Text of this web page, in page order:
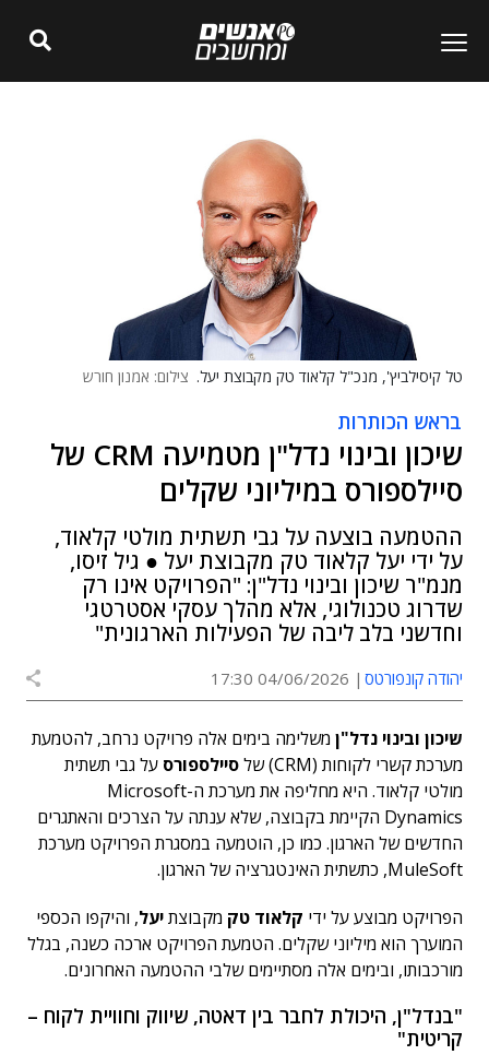
טל קיסילביץ', מנכ"ל קלאוד טק מקבוצת יעל. צילום: אמנון חורש
בראש הכותרות
שיכון ובינוי נדל"ן מטמיעה CRM של
סיילספורס במיליוני שקלים
ההטמעה בוצעה על גבי תשתית מולטי קלאוד,
על ידי יעל קלאוד טק מקבוצת יעל ● גיל זיסו,
מנמ"ר שיכון ובינוי נדל"ן: "הפרויקט אינו רק
שדרוג טכנולוגי, אלא מהלך עסקי אסטרטגי
וחדשני בלב ליבה של הפעילות הארגונית"
יהודה קונפורטס 04/06/2026 17:30
שיכון ובינוי נדל"ן משלימה בימים אלה פרויקט נרחב, להטמעת
מערכת קשרי לקוחות (CRM) של
סיילספורס על גבי תשתית
מולטי קלאוד. היא מחליפה את מערכת ה-Microsoft
Dynamics הקיימת בקבוצה, שלא ענתה על הצרכים והאתגרים
החדשים של הארגון. כמו כן, הוטמעה במסגרת הפרויקט מערכת
MuleSoft, כתשתית האינטגרציה של הארגון.
הפרויקט מבוצע על ידי קלאוד טק מקבוצתיעל, והיקפו הכספי
המוערך הוא מיליוני שקלים. הטמעת הפרויקט ארכה כשנה, בגלל
מורכבותו, ובימים אלה מסתיימים שלבי ההטמעה האחרונים.
"בנדל"ן, היכולת לחבר בין דאטה, שיווק וחוויית לקוח –
קריטית"